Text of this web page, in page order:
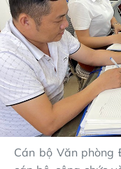
Cán bộ Văn phòng